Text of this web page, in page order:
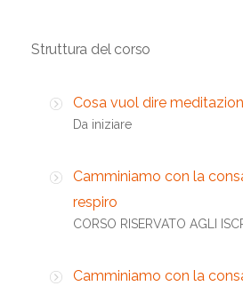
Struttura del corso
Cosa vuol dire
Da iniziare
Camminiamo con la
respiro
CORSO RISERVATO AGLI
Camminiamo con la